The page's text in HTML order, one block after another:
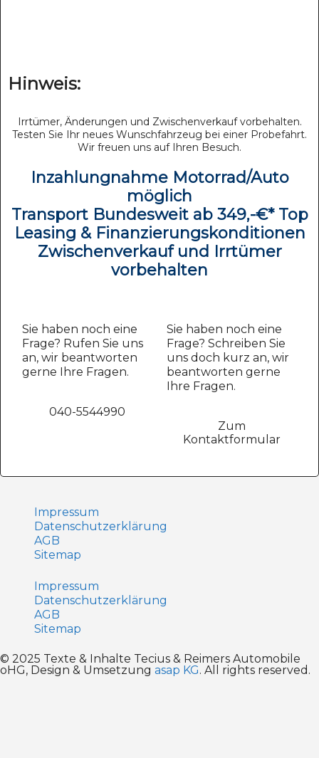
Hinweis:
Irrtümer, Änderungen und Zwischenverkauf vorbehalten.
Testen Sie Ihr neues Wunschfahrzeug bei einer Probefahrt.
Wir freuen uns auf Ihren Besuch.
Inzahlungnahme Motorrad/Auto
möglich
Transport Bundesweit ab 349,-€* Top
Leasing & Finanzierungskonditionen
Zwischenverkauf und Irrtümer
vorbehalten
Sie haben noch eine
Frage? Rufen Sie uns
an, wir beantworten
gerne Ihre Fragen.
040-5544990
Sie haben noch eine
Frage? Schreiben Sie
uns doch kurz an, wir
beantworten gerne
Ihre Fragen.
Zum
Kontaktformular
Impressum
Datenschutz­erklärung
AGB
Sitemap
Impressum
Datenschutz­erklärung
AGB
Sitemap
© 2025 Texte & Inhalte Tecius & Reimers Automobile
oHG, Design & Umsetzung asap KG. All rights reserved.